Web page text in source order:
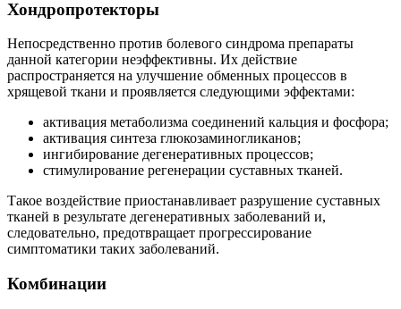
Хондропротекторы
Непосредственно против болевого синдрома препараты
данной категории неэффективны. Их действие
распространяется на улучшение обменных процессов в
хрящевой ткани и проявляется следующими эффектами:
активация метаболизма соединений кальция и фосфора;
активация синтеза глюкозаминогликанов;
ингибирование дегенеративных процессов;
стимулирование регенерации суставных тканей.
Такое воздействие приостанавливает разрушение суставных
тканей в результате дегенеративных заболеваний и,
следовательно, предотвращает прогрессирование
симптоматики таких заболеваний.
Комбинации